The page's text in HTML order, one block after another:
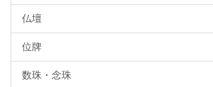
仏壇
位牌
数珠・念珠